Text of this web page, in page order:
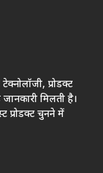
प्रोडक्ट
मिलती है।
प्रोडक्ट चुनने में